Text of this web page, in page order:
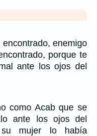
enemigo
porque te
ante los ojos del
como Acab que se
ante los ojos del
su mujer lo había